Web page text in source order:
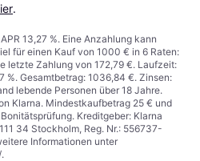
.
13,27 %. Eine Anzahlung kann
für einen Kauf von 1000 € in 6 Raten:
letzte Zahlung von 172,79 €. Laufzeit:
%. Gesamtbetrag: 1036,84 €. Zinsen:
lebende Personen über 18 Jahre.
Klarna. Mindestkaufbetrag 25 € und
Kreditgeber: Klarna
34 Stockholm, Reg. Nr.: 556737-
Informationen unter
.